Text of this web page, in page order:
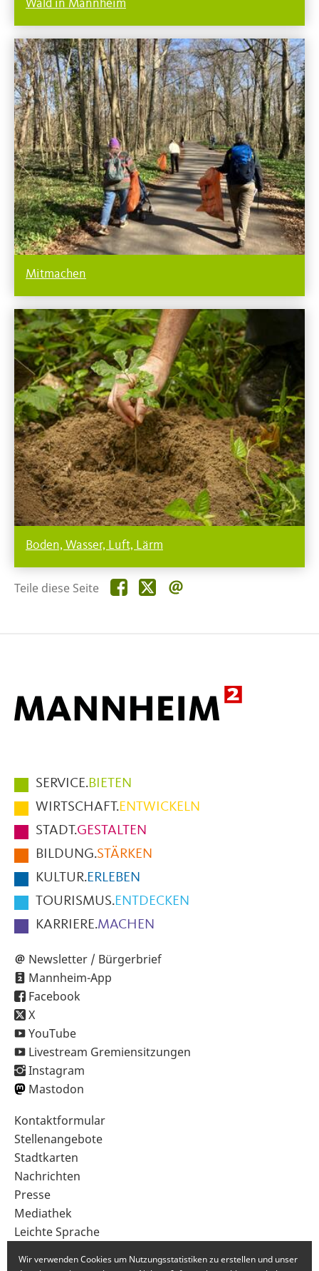
Wald in Mannheim
Mitmachen
Boden, Wasser, Luft, Lärm
Teile diese Seite Teile
diese
Teile
diese
Hauptmenüpunkte
im
Fußbereich
der
Seite
SERVICE.BIETEN
WIRTSCHAFT.ENTWICKELN
STADT.GESTALTEN
BILDUNG.STÄRKEN
KULTUR.ERLEBEN
TOURISMUS.ENTDECKEN
KARRIERE.MACHEN
Newsletter / Bürgerbrief
Mannheim-App
Facebook
X
YouTube
Livestream Gremiensitzungen
Instagram
Mastodon
Sekundärnavigation
im
Fußbereich
Kontaktformular
Stellenangebote
Stadtkarten
Nachrichten
Presse
Mediathek
Leichte Sprache
Wir verwenden Cookies um Nutzungsstatistiken zu erstellen und unser